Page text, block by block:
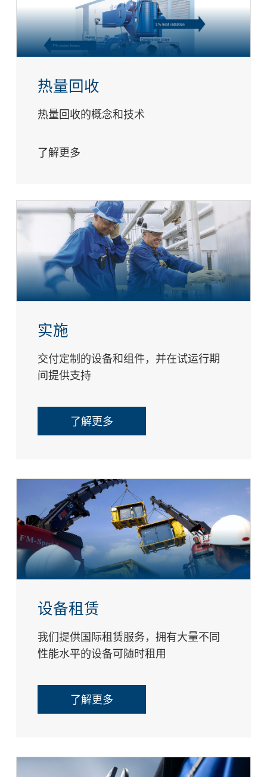
热量回收
热量回收的概念和技术
了解更多
实施
交付定制的设备和组件，并在试运行期
间提供支持
了解更多
设备租赁
我们提供国际租赁服务，拥有大量不同
性能水平的设备可随时租用
了解更多